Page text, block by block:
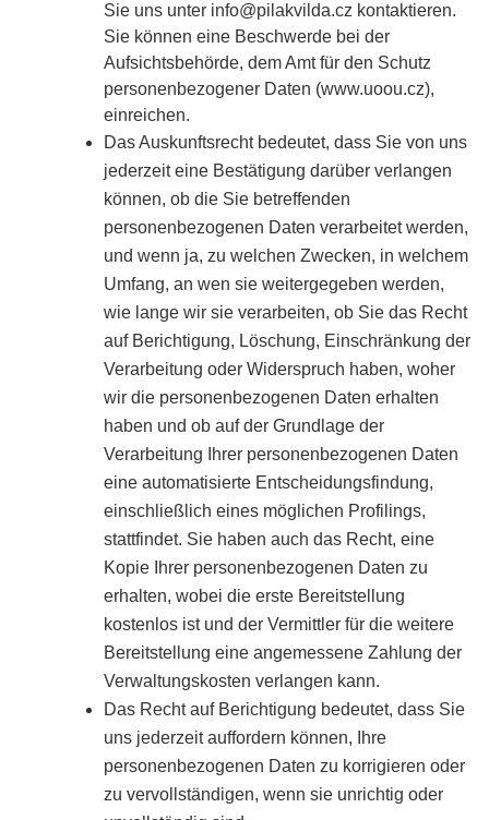
Sie uns unter info@pilakvilda.cz kontaktieren.
Sie können eine Beschwerde bei der
Aufsichtsbehörde, dem Amt für den Schutz
personenbezogener Daten (www.uoou.cz),
einreichen.
Das Auskunftsrecht bedeutet, dass Sie von uns
jederzeit eine Bestätigung darüber verlangen
können, ob die Sie betreffenden
personenbezogenen Daten verarbeitet werden,
und wenn ja, zu welchen Zwecken, in welchem
Umfang, an wen sie weitergegeben werden,
wie lange wir sie verarbeiten, ob Sie das Recht
auf Berichtigung, Löschung, Einschränkung der
Verarbeitung oder Widerspruch haben, woher
wir die personenbezogenen Daten erhalten
haben und ob auf der Grundlage der
Verarbeitung Ihrer personenbezogenen Daten
eine automatisierte Entscheidungsfindung,
einschließlich eines möglichen Profilings,
stattfindet. Sie haben auch das Recht, eine
Kopie Ihrer personenbezogenen Daten zu
erhalten, wobei die erste Bereitstellung
kostenlos ist und der Vermittler für die weitere
Bereitstellung eine angemessene Zahlung der
Verwaltungskosten verlangen kann.
Das Recht auf Berichtigung bedeutet, dass Sie
uns jederzeit auffordern können, Ihre
personenbezogenen Daten zu korrigieren oder
zu vervollständigen, wenn sie unrichtig oder